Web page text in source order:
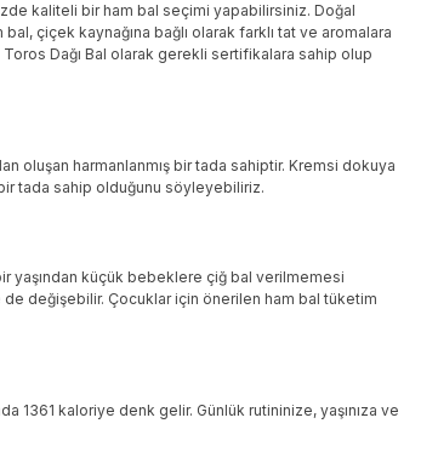
kaliteli bir ham bal seçimi yapabilirsiniz. Doğal
çiçek kaynağına bağlı olarak farklı tat ve aromalara
Dağı Bal olarak gerekli sertifikalara sahip olup
oluşan harmanlanmış bir tada sahiptir. Kremsi dokuya
tada sahip olduğunu söyleyebiliriz.
yaşından küçük bebeklere çiğ bal verilmemesi
de değişebilir. Çocuklar için önerilen ham bal tüketim
1361 kaloriye denk gelir. Günlük rutininize, yaşınıza ve